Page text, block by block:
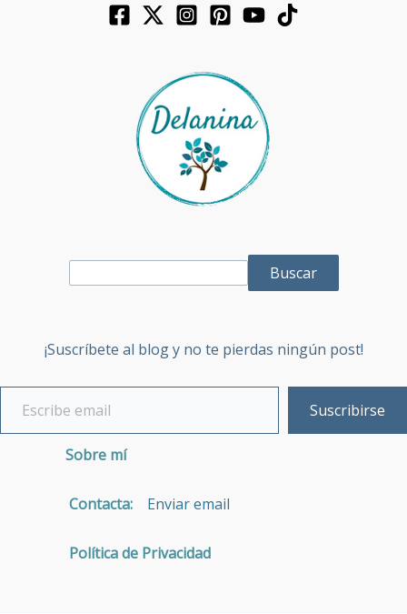
Buscar
¡Suscríbete al blog y no te pierdas ningún post!
Suscribirse
Sobre mí
Contacta: Enviar email
Política de Privacidad